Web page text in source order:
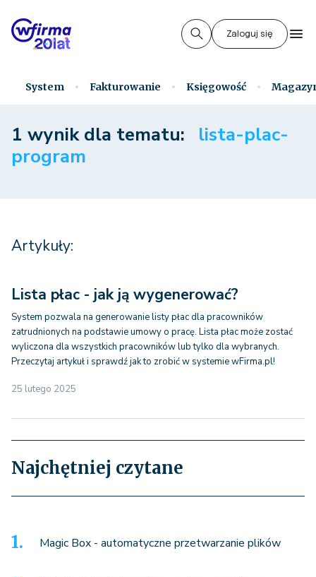
Zaloguj się
System Fakturowanie Księgowość
1 wynik dla tematu:
lista-plac-
program
Artykuły:
Lista płac - jak ją wygenerować?
System pozwala na generowanie listy płac dla pracowników
zatrudnionych na podstawie umowy o pracę. Lista płac może zostać
wyliczona dla wszystkich pracowników lub tylko dla wybranych.
Przeczytaj artykuł i sprawdź jak to zrobić w systemie wFirma.pl!
25 lutego 2025
Najchętniej czytane
Magic Box - automatyczne przetwarzanie plików